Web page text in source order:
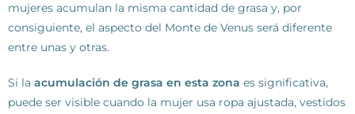
mujeres acumulan la misma cantidad de grasa y, por
consiguiente, el aspecto del Monte de Venus será diferente
entre unas y otras.
Si la acumulación de grasa en esta zona es significativa,
puede ser visible cuando la mujer usa ropa ajustada, vestidos